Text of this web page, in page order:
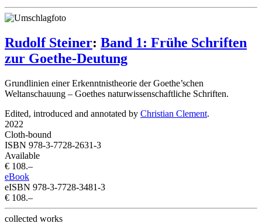
Rudolf Steiner: Band 1: Frühe Schriften
zur Goethe-Deutung
Grundlinien einer Erkenntnistheorie der Goethe’schen
Weltanschauung – Goethes naturwissenschaftliche Schriften.
Edited, introduced and annotated by Christian Clement.
2022
Cloth-bound
ISBN 978-3-7728-2631-3
Available
€ 108.–
eBook
eISBN 978-3-7728-3481-3
€ 108.–
collected works